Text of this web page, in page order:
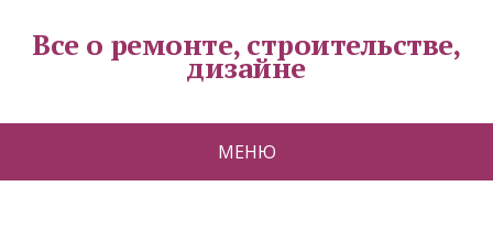
Все о ремонте, строительстве,
дизайне
МЕНЮ